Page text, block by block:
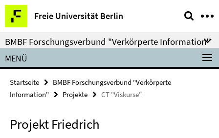
Springe
direkt
zu
Inhalt
Freie Universität Berlin
Service-
Navigation
BMBF Forschungsverbund "Verkörperte Information"
MENÜ
Startseite
BMBF Forschungsverbund "Verkörperte
Information"
Projekte CT "Viskurse"
Projekt Friedrich